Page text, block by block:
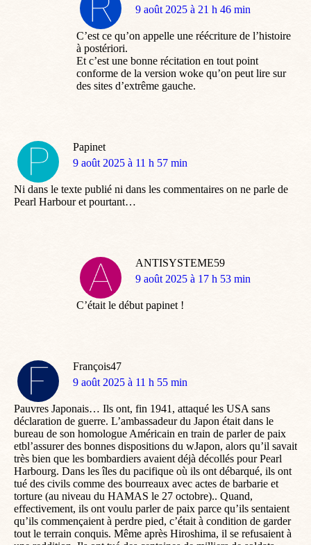
dit
9 août 2025 à 21 h 46 min
C’est ce qu’on appelle une réécriture de l’histoire
à postériori.
Et c’est une bonne récitation en tout point
conforme de la version woke qu’on peut lire sur
des sites d’extrême gauche.
Papinet
dit
9 août 2025 à 11 h 57 min
Ni dans le texte publié ni dans les commentaires on ne parle de
Pearl Harbour et pourtant…
ANTISYSTEME59
dit
9 août 2025 à 17 h 53 min
C’était le début papinet !
François47
dit
9 août 2025 à 11 h 55 min
Pauvres Japonais… Ils ont, fin 1941, attaqué les USA sans
déclaration de guerre. L’ambassadeur du Japon était dans le
bureau de son homologue Américain en train de parler de paix
etbl’assurer des bonnes dispositions du wJapon, alors qu’il savait
très bien que les bombardiers avaient déjà décollés pour Pearl
Harbourg. Dans les îles du pacifique où ils ont débarqué, ils ont
tué des civils comme des bourreaux avec actes de barbarie et
torture (au niveau du HAMAS le 27 octobre).. Quand,
effectivement, ils ont voulu parler de paix parce qu’ils sentaient
qu’ils commençaient à perdre pied, c’était à condition de garder
tout le terrain conquis. Même après Hiroshima, il se refusaient à